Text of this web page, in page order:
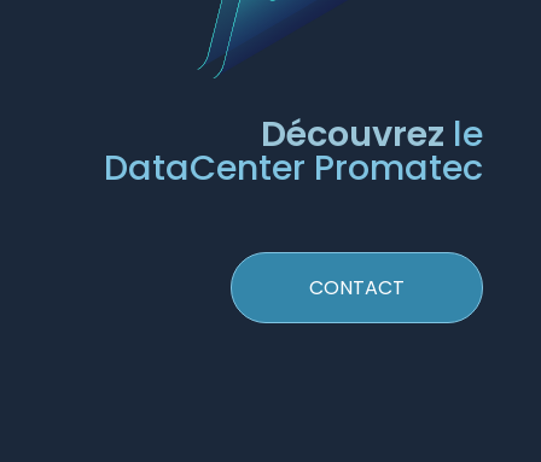
Découvrez le
DataCenter Promatec
CONTACT